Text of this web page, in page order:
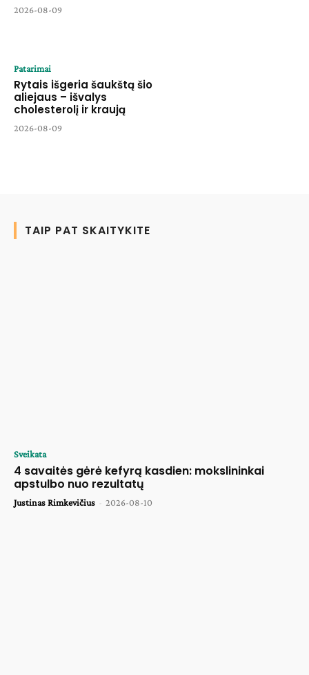
2026-08-09
Patarimai
Rytais išgeria šaukštą šio
aliejaus – išvalys
cholesterolį ir kraują
2026-08-09
TAIP PAT SKAITYKITE
Sveikata
4 savaitės gėrė kefyrą kasdien: mokslininkai
apstulbo nuo rezultatų
Justinas Rimkevičius - 2026-08-10